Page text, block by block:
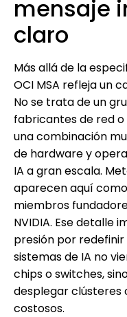
mensaje
claro
Más allá de la
OCI MSA refleja un
No se trata de un
fabricantes de red
una combinación
de hardware y
IA a gran escala.
aparecen aquí
miembros
NVIDIA. Ese detalle
presión por
sistemas de IA no
chips o switches,
desplegar clústeres
costosos.